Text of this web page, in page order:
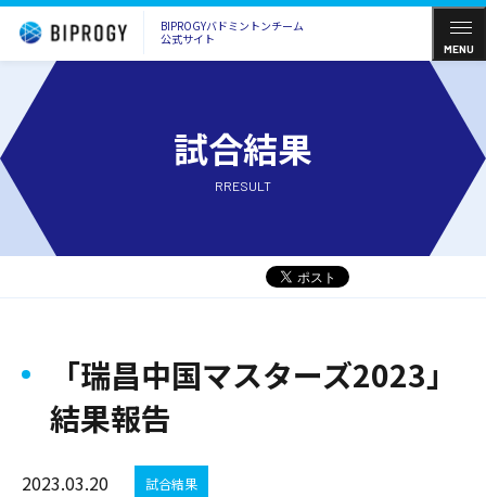
BIPROGYバドミントンチーム
公式サイト
MENU
試合結果
RRESULT
「瑞昌中国マスターズ2023」
結果報告
2023.03.20 試合結果